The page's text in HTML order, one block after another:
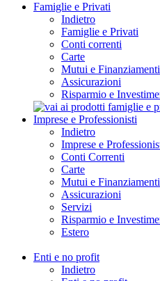
Famiglie e Privati
Indietro
Famiglie e Privati
Conti correnti
Carte
Mutui e Finanziamenti
Assicurazioni
Risparmio e
Imprese e Professionisti
Indietro
Imprese e
Conti Correnti
Carte
Mutui e Finanziamenti
Assicurazioni
Servizi
Risparmio e
Estero
Enti e no profit
Indietro